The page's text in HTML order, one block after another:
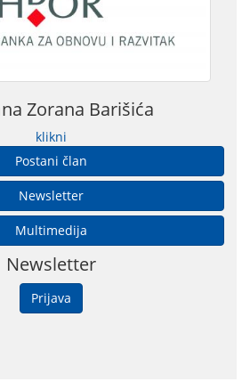
Zorana Barišića
klikni
Postani član
Newsletter
Multimedija
Newsletter
Prijava